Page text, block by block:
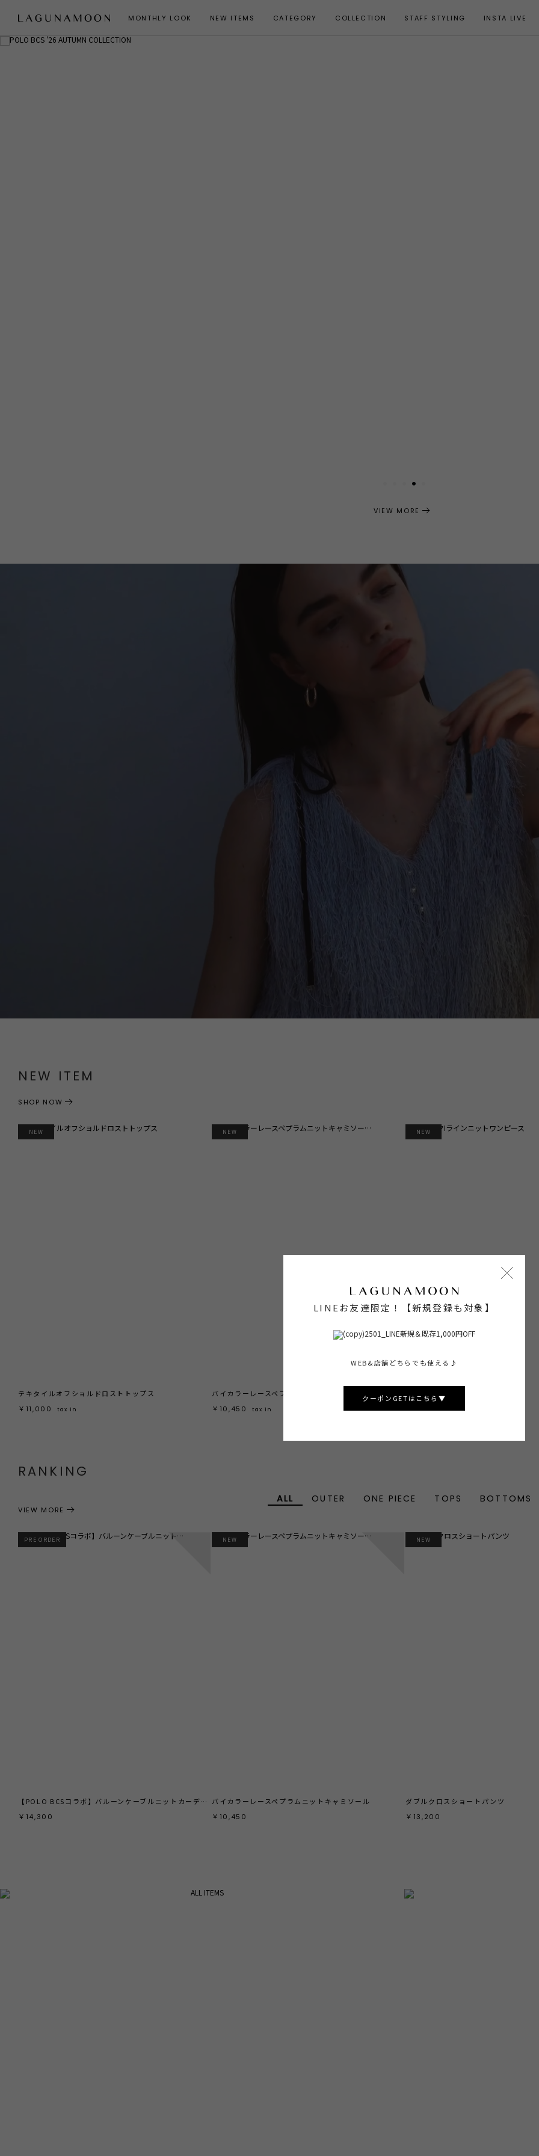
MONTHLY LOOK NEW ITEMS CATEGORY COLLECTION STAFF STYLING INSTA LIVE
4
VIEW MORE
NEW ITEM
NEW
テキタイルオフショルドロストトップス
￥11,000
tax in
NEW
バイカラーレースペプラムニットキャミソール
￥10,450
tax in
NEW
￥16,500
tax in
SHOP NOW
RANKING
ALL OUTER ONE PIECE TOPS BOTTOMS
PRE ORDER
【POLO BCSコラボ】バルーンケーブルニットカーディガン
￥14,300
NEW
バイカラーレースペプラムニットキャミソール
￥10,450
NEW
ダブルクロスショートパンツ
￥13,200
VIEW MORE
LINEお友達限定！【新規登録も対象】
WEB&店舗どちらでも使える♪
クーポンGETはこちら▼